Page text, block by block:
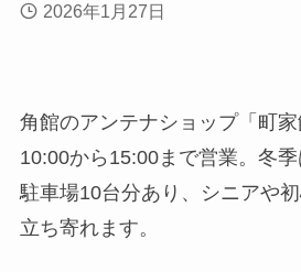
2026年1月27日
角館のアンテナショップ「町
10:00から15:00まで営業。冬季
駐車場10台分あり、シニアや
立ち寄れます。